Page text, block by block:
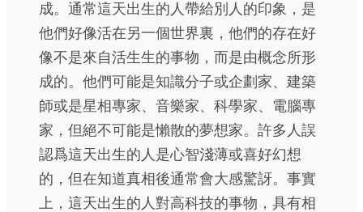
成。通常這天出生的人帶給別人的印象，是
他們好像活在另一個世界裏，他們的存在好
像不是來自活生生的事物，而是由概念所形
成的。他們可能是知識分子或企劃家、建築
師或是星相專家、音樂家、科學家、電腦專
家，但絕不可能是懶散的夢想家。許多人誤
認爲這天出生的人是心智淺薄或喜好幻想
的，但在知道真相後通常會大感驚訝。事實
上，這天出生的人對高科技的事物，具有相